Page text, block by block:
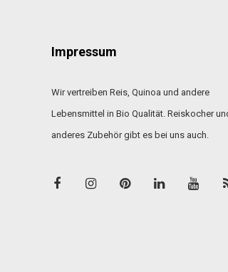
Impressum
Wir vertreiben Reis, Quinoa und andere
Lebensmittel in Bio Qualität. Reiskocher
anderes Zubehör gibt es bei uns auch.